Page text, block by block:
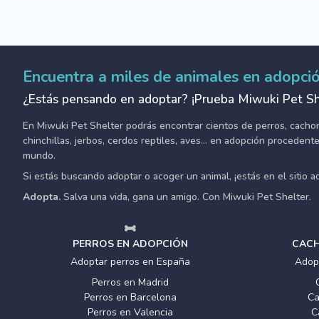
Encuentra a miles de animales en
¿Estás pensando en adoptar? ¡Prueba Miwuki Pet
En Miwuki Pet Shelter podrás encontrar cientos de perros,
chinchillas, jerbos, cerdos reptiles, aves... en adopción
mundo.
Si estás buscando adoptar o acoger un animal, ¡estás en el sitio
Adopta. Salva una vida, gana un amigo. Con Miwuki Pet Shelter.
PERROS EN ADOPCIÓN
Adoptar perros en España
Perros en Madrid
Perros en Barcelona
Perros en Valencia